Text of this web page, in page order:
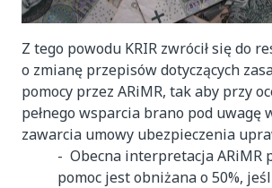
Z tego powodu KRIR zwrócił się do
o zmianę przepisów dotyczących
pomocy przez ARiMR, tak aby przy
pełnego wsparcia brano pod uwagę
zawarcia umowy ubezpieczenia
- Obecna interpretacja ARiMR
pomoc jest obniżana o 50%,